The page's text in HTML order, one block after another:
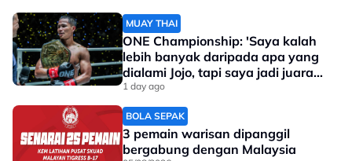
MUAY THAI
ONE Championship: 'Saya kalah
lebih banyak daripada apa yang
dialami Jojo, tapi saya jadi juara
dunia'
1 day ago
BOLA SEPAK
3 pemain warisan dipanggil
bergabung dengan Malaysia